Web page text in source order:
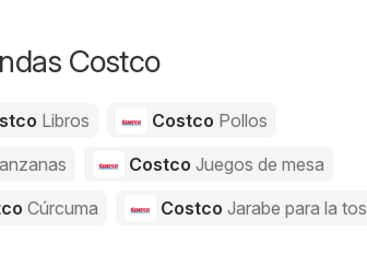
Costco
Libros Costco Pollos
CostcoJuegos de mesa
Cúrcuma CostcoJarabe para la tos